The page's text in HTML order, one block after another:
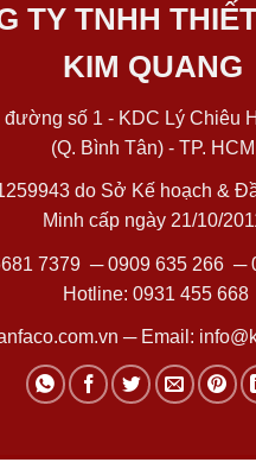
TY TNHH
KIM QUANG
số 1 - KDC Lý Chiêu
(Q. Bình Tân) - TP. HCM
do Sở Kế hoạch &
Minh cấp ngày 21/10/
7379 ─0909 635 266─
Hotline: 0931 455 668
─ Email: